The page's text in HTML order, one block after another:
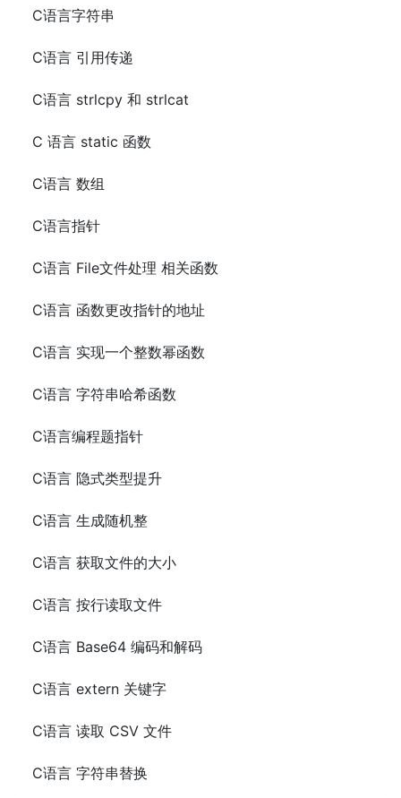
C语言字符串
C语言 引用传递
C语言 strlcpy 和 strlcat
C 语言 static 函数
C语言 数组
C语言指针
C语言 File文件处理 相关函数
C语言 函数更改指针的地址
C语言 实现一个整数幂函数
C语言 字符串哈希函数
C语言编程题指针
C语言 隐式类型提升
C语言 生成随机整
C语言 获取文件的大小
C语言 按行读取文件
C语言 Base64 编码和解码
C语言 extern 关键字
C语言 读取 CSV 文件
C语言 字符串替换